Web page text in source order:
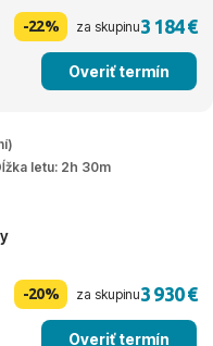
-22% za skupinu3 184 €
Overiť termín
letu: 2h 30m
-20% za skupinu3 930 €
Overiť termín